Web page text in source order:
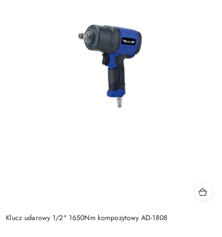
Klucz udarowy 1/2" 1650Nm kompozytowy AD-1808